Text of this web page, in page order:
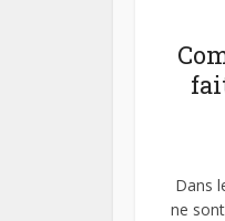
Dans
ne